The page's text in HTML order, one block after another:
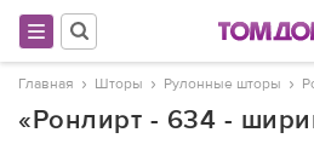
Главная Шторы Рулонные шторы
«Ронлирт - 634 -